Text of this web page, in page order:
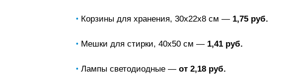
• Корзины для хранения, 30х22х8 см — 1,75 руб.
• Мешки для стирки, 40х50 см — 1,41 руб.
• Лампы светодиодные — от 2,18 руб.